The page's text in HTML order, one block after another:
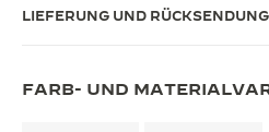
LIEFERUNG UND RÜCKSENDUNG
FARB- UND